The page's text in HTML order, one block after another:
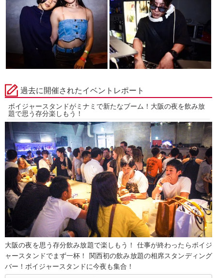
過去に開催されたイベントレポート
ボイジャースタンドがミナミで新たなブーム！大阪の夜を飲み放
題で思う存分楽しもう！
大阪の夜を思う存分飲み放題で楽しもう！ 仕事が終わったらボイジ
ャースタンドでまず一杯！ 関西初の飲み放題の相席スタンディング
バー！ボイジャースタンドに今夜も集合！